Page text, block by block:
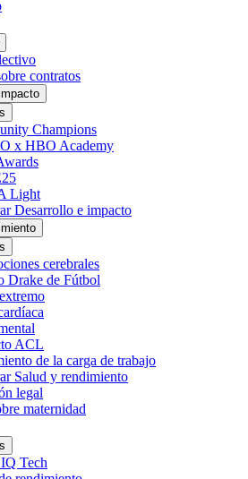
contratos
Champions
x HBO Academy
Light
Desarrollo e impacto
cerebrales
Drake de Fútbol
ACL
de la carga de trabajo
Salud y rendimiento
legal
maternidad
Tech